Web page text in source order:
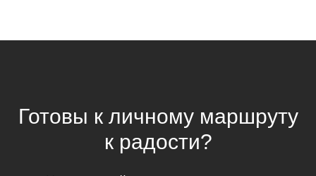
Готовы к личному маршруту
к радости?